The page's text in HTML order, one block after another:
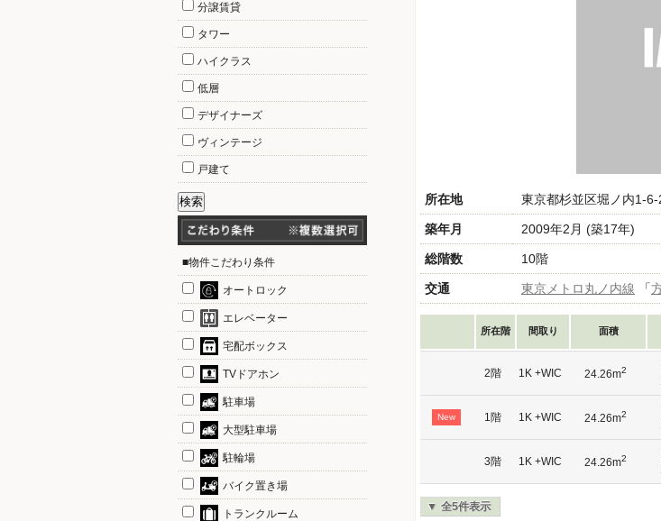
所在地 東京都杉並区堀ノ内1-6-
築年月 2009年2月 (築17年)
総階数 10階
交通 東京メトロ丸ノ内線 「
所在階 間取り 面積
2階 1K +WIC 24.26m2
New 1階 1K +WIC 24.26m2
3階 1K +WIC 24.26m2
全5件表示
分譲賃貸
タワー
ハイクラス
低層
デザイナーズ
ヴィンテージ
戸建て
■物件こだわり条件
オートロック
エレベーター
宅配ボックス
TVドアホン
駐車場
大型駐車場
駐輪場
バイク置き場
トランクルーム